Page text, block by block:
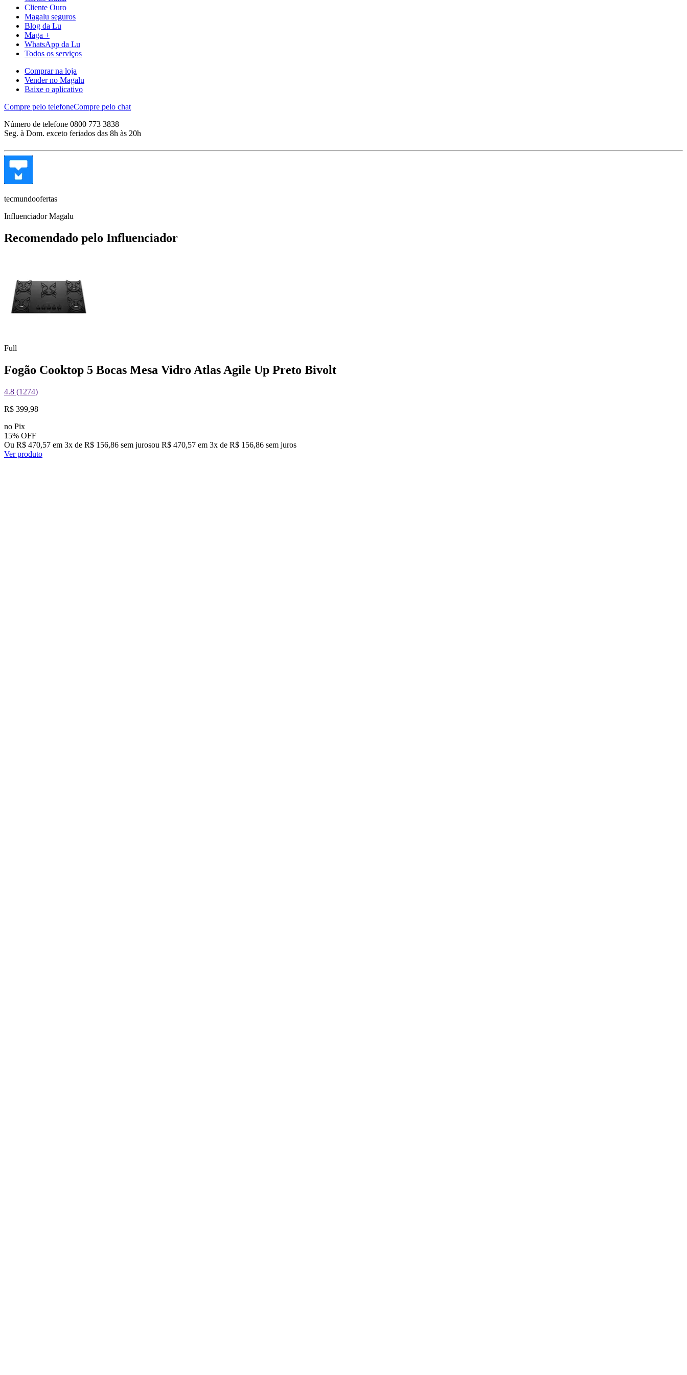
Cliente Ouro
Magalu seguros
Blog da Lu
Maga +
WhatsApp da Lu
Todos os serviços
Comprar na loja
Vender no Magalu
Baixe o aplicativo
Compre pelo telefoneCompre pelo chat
Número de telefone 0800 773 3838
Seg. à Dom. exceto feriados das 8h às 20h
tecmundoofertas
Influenciador Magalu
Recomendado pelo Influenciador
Full
Fogão Cooktop 5 Bocas Mesa Vidro Atlas Agile Up Preto Bivolt
4.8 (1274)
R$ 399,98
no Pix
15% OFF
Ou R$ 470,57 em 3x de R$ 156,86 sem jurosou R$ 470,57 em 3x de R$ 156,86 sem juros
Ver produto